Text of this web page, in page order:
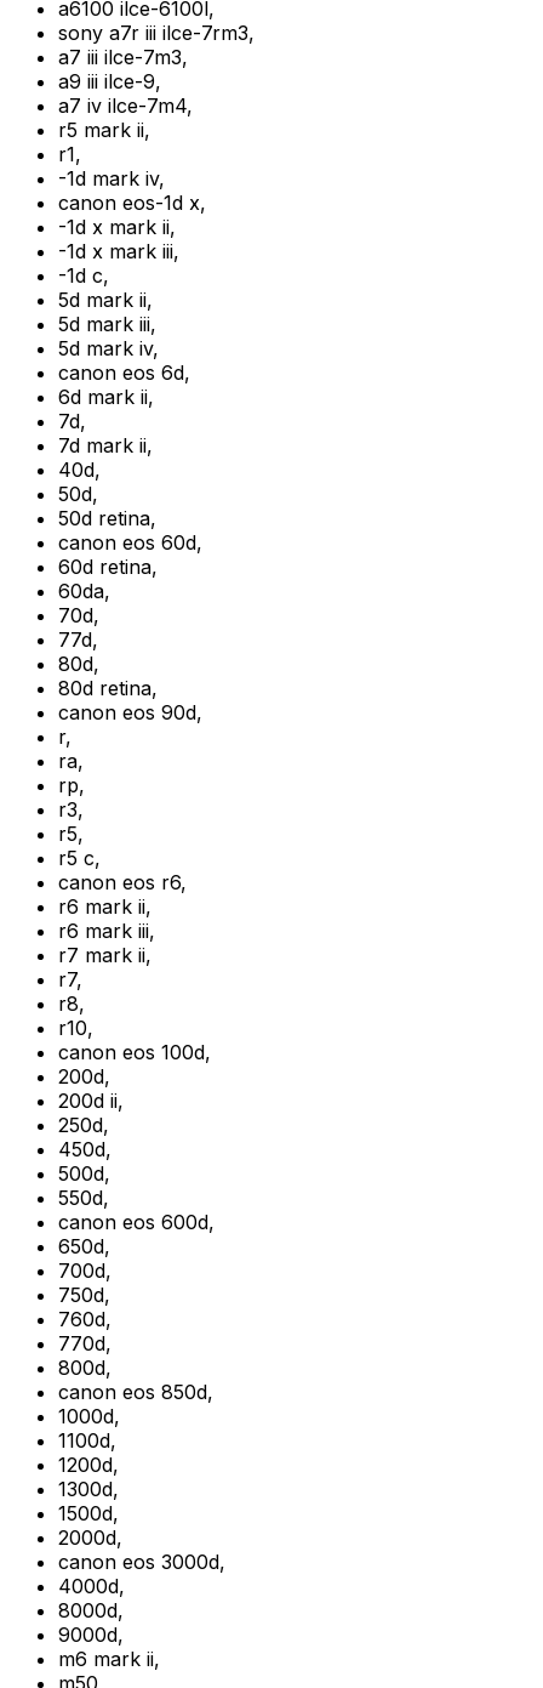
a6100 ilce-6100l,
sony a7r iii ilce-7rm3,
a7 iii ilce-7m3,
a9 iii ilce-9,
a7 iv ilce-7m4,
r5 mark ii,
r1,
-1d mark iv,
canon eos-1d x,
-1d x mark ii,
-1d x mark iii,
-1d c,
5d mark ii,
5d mark iii,
5d mark iv,
canon eos 6d,
6d mark ii,
7d,
7d mark ii,
40d,
50d,
50d retina,
canon eos 60d,
60d retina,
60da,
70d,
77d,
80d,
80d retina,
canon eos 90d,
r,
ra,
rp,
r3,
r5,
r5 c,
canon eos r6,
r6 mark ii,
r6 mark iii,
r7 mark ii,
r7,
r8,
r10,
canon eos 100d,
200d,
200d ii,
250d,
450d,
500d,
550d,
canon eos 600d,
650d,
700d,
750d,
760d,
770d,
800d,
canon eos 850d,
1000d,
1100d,
1200d,
1300d,
1500d,
2000d,
canon eos 3000d,
4000d,
8000d,
9000d,
m6 mark ii,